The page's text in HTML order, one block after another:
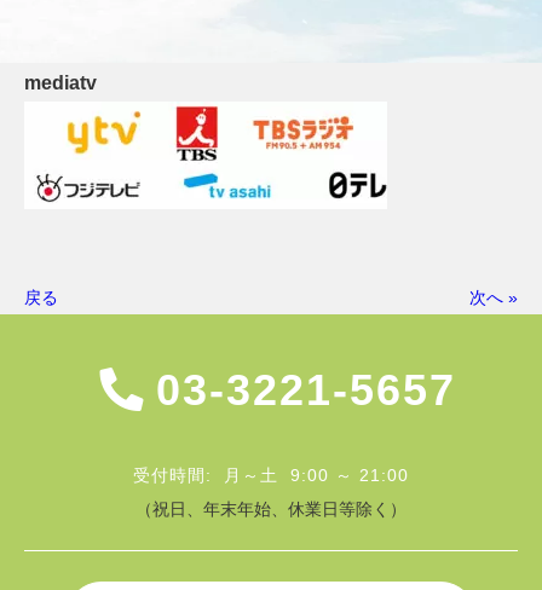
mediatv
戻る 次へ »
03-3221-5657
受付時間: 月～土 9:00 ～ 21:00
（祝日、年末年始、休業日等除く）